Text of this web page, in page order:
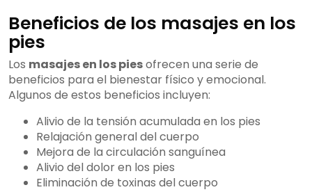
Beneficios de los masajes en los
pies
Los masajes en los piesofrecen una serie de
beneficios para el bienestar físico y emocional.
Algunos de estos beneficios incluyen:
Alivio de la tensión acumulada en los pies
Relajación general del cuerpo
Mejora de la circulación sanguínea
Alivio del dolor en los pies
Eliminación de toxinas del cuerpo